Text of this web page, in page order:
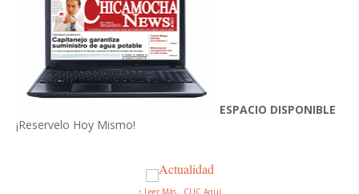
ESPACIO DISPONIBLE
¡Reservelo Hoy Mismo!
↑ Leer Más...CLIC Aquí